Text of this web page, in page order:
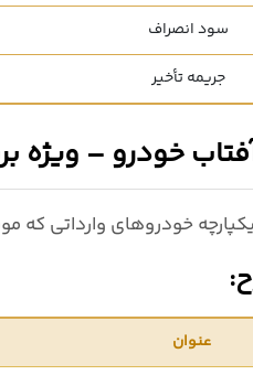
سود انصراف
جریمه تأخیر
خودروهای وارداتی که
عنوان